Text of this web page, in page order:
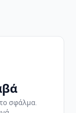
σφάλμα.